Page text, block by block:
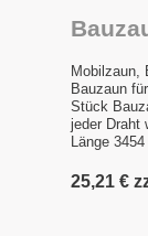
Mobilzaun,
Bauzaun
Stück
jeder Draht
Länge
25,21 €